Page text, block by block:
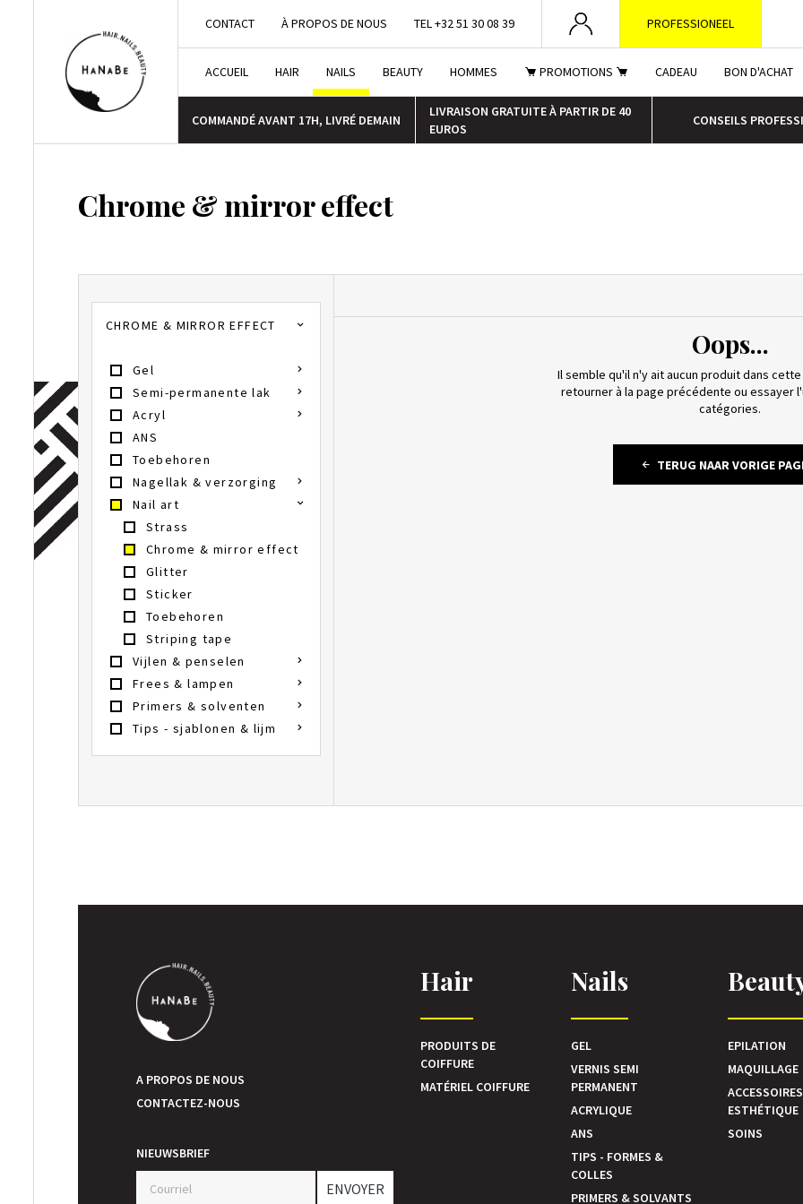
CONTACT À PROPOS DE NOUS TEL +32 51 30 08 39 PROFESSIONEEL
ACCUEIL HAIR NAILS BEAUTY HOMMES PROMOTIONS CADEAU BON D'ACHAT
COMMANDÉ AVANT 17H, LIVRÉ DEMAIN
LIVRAISON GRATUITE À PARTIR DE 40
EUROS
CONSEILS
Chrome & mirror effect
CHROME & MIRROR EFFECT
Gel
Semi-permanente lak
Acryl
ANS
Toebehoren
Nagellak & verzorging
Nail art
Strass
Chrome & mirror effect
Glitter
Sticker
Toebehoren
Striping tape
Vijlen & penselen
Frees & lampen
Primers & solventen
Tips - sjablonen & lijm
Oops...
Il semble qu'il n'y ait aucun produit dans
retourner à la page précédente ou essayer
catégories.
TERUG NAAR VORIGE
A PROPOS DE NOUS
CONTACTEZ-NOUS
NIEUWSBRIEF
ENVOYER
Hair
PRODUITS DE
COIFFURE
MATÉRIEL COIFFURE
Nails
GEL
VERNIS SEMI
PERMANENT
ACRYLIQUE
ANS
TIPS - FORMES &
COLLES
PRIMERS & SOLVANTS
EPILATION
MAQUILLAGE
ACCESSOIRES
ESTHÉTIQUE
SOINS